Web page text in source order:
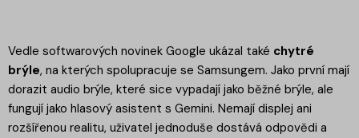
Vedle softwarových novinek Google ukázal také chytré
brýle, na kterých spolupracuje se Samsungem. Jako první mají
dorazit audio brýle, které sice vypadají jako běžné brýle, ale
fungují jako hlasový asistent s Gemini. Nemají displej ani
rozšířenou realitu, uživatel jednoduše dostává odpovědi a